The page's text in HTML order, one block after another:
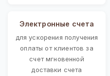
Электронные счета
для ускорения получения
оплаты от клиентов за
счет мгновенной
доставки счета